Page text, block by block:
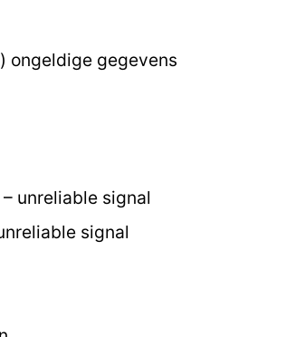
ongeldige gegevens
unreliable signal
signal